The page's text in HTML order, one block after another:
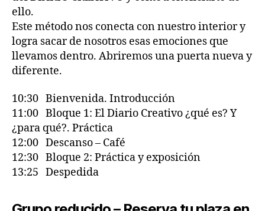
ello.
Este método nos conecta con nuestro interior y
logra sacar de nosotros esas emociones que
llevamos dentro. Abriremos una puerta nueva y
diferente.
10:30 Bienvenida. Introducción
11:00 Bloque 1: El Diario Creativo ¿qué es? Y
¿para qué?. Práctica
12:00 Descanso – Café
12:30 Bloque 2: Práctica y exposición
13:25 Despedida